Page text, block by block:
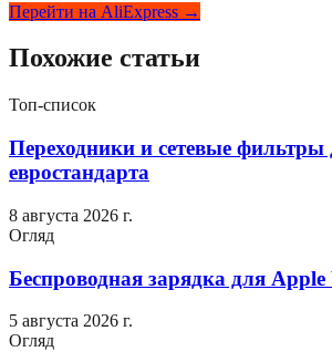
Перейти на AliExpress →
Похожие статьи
Топ-список
Переходники и сетевые фильтры
евростандарта
8 августа 2026 г.
Огляд
Беспроводная зарядка для
5 августа 2026 г.
Огляд